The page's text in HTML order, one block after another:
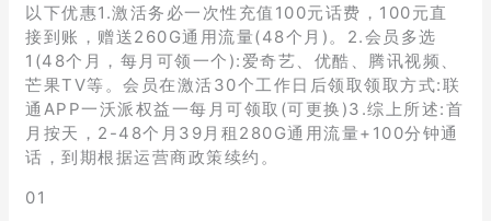
以下优惠1.激活务必一次性充值100元话费，100元直
接到账，赠送260G通用流量(48个月)。2.会员多选
1(48个月，每月可领一个):爱奇艺、优酷、腾讯视频、
芒果TV等。会员在激活30个工作日后领取领取方式:联
通APP一沃派权益一每月可领取(可更换)3.综上所述:首
月按天，2-48个月39月租280G通用流量+100分钟通
话，到期根据运营商政策续约。
01